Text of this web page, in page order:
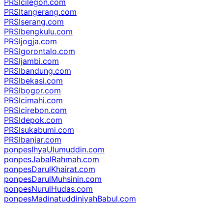
PRSIcilegon.com
PRSItangerang.com
PRSIserang.com
PRSIbengkulu.com
PRSIjogja.com
PRSIgorontalo.com
PRSIjambi.com
PRSIbandung.com
PRSIbekasi.com
PRSIbogor.com
PRSIcimahi.com
PRSIcirebon.com
PRSIdepok.com
PRSIsukabumi.com
PRSIbanjar.com
ponpesIhyaUlumuddin.com
ponpesJabalRahmah.com
ponpesDarulKhairat.com
ponpesDarulMuhsinin.com
ponpesNurulHudas.com
ponpesMadinatuddiniyahBabul.com